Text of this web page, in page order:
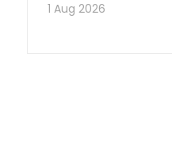
1 Aug 2026